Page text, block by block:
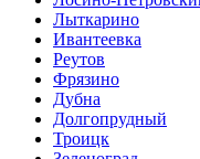
Лыткарино
Ивантеевка
Реутов
Фрязино
Дубна
Долгопрудный
Троицк